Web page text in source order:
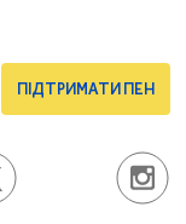
ПІДТРИМАТИ ПЕН